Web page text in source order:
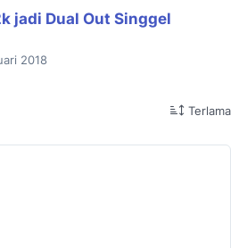
jadi Dual Out Singgel
2018
Terlama